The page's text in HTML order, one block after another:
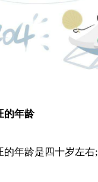
的年龄
的年龄是四十岁左右;